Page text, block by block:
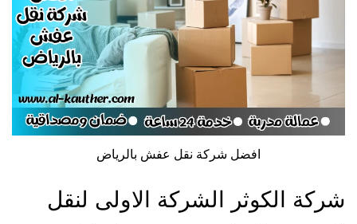
افضل شركة نقل عفش بالرياض
شركة الكوثر الشركة الاولى لنقل